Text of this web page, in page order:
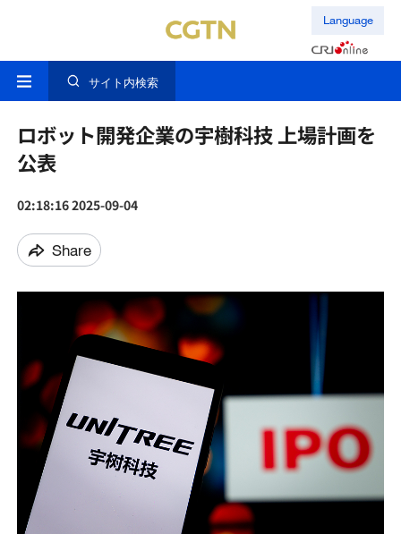
Language
サイト内検索
ロボット開発企業の宇樹科技 上場計画を
公表
02:18:16 2025-09-04
Share